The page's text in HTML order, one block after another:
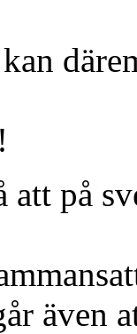
att på
även